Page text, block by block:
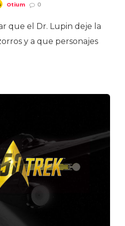
Otium 0
que el Dr. Lupin deje la
y a que personajes